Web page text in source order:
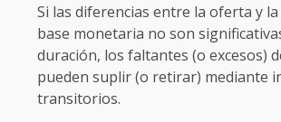
Si las diferencias entre la oferta y la
base monetaria no son
duración, los faltantes (o excesos)
pueden suplir (o retirar) mediante
transitorios.